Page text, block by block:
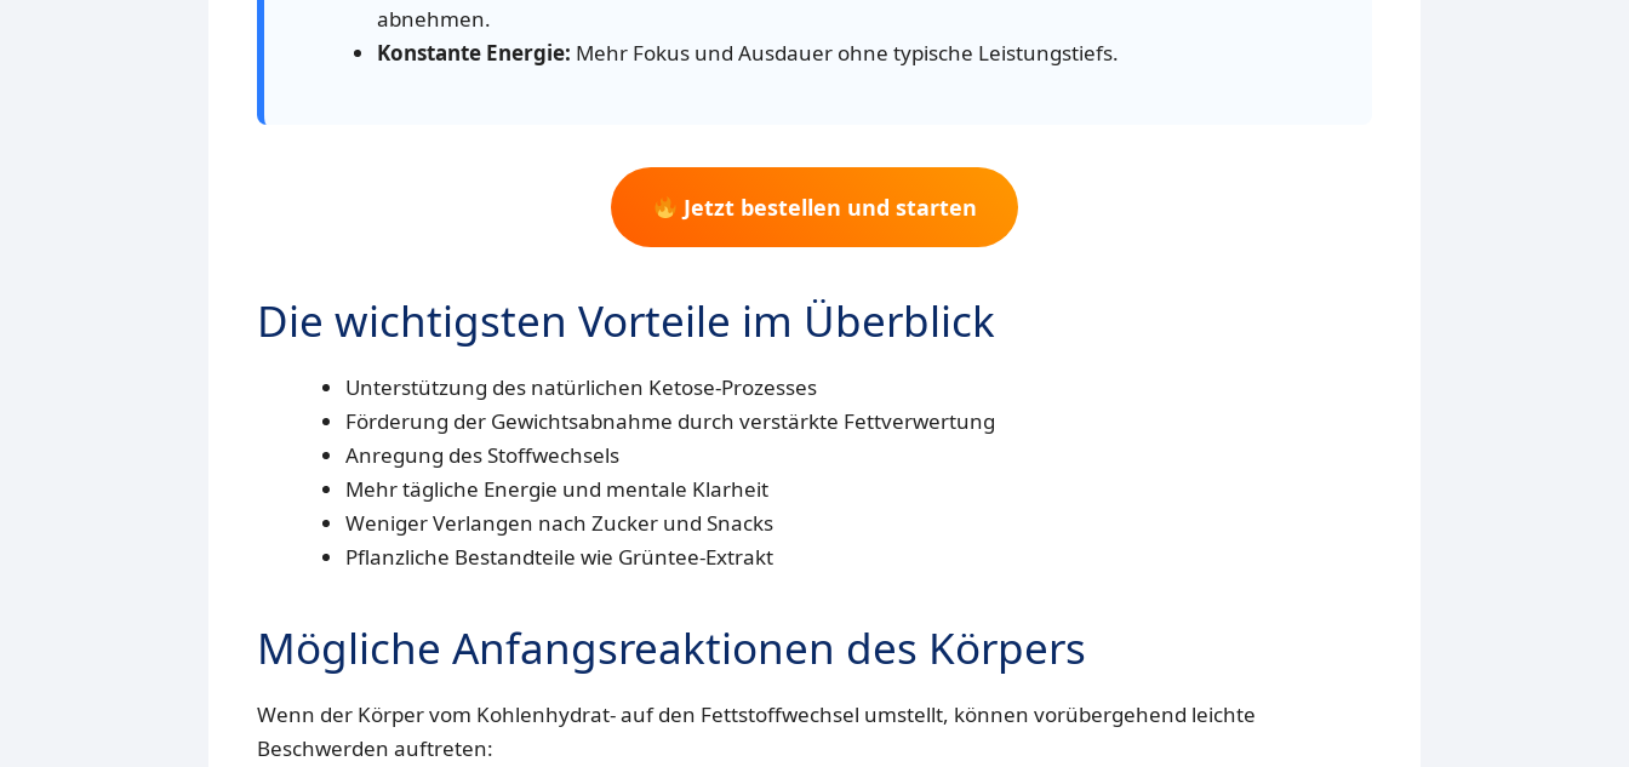
abnehmen.
Konstante Energie: Mehr Fokus und Ausdauer ohne typische Leistungstiefs.
Jetzt bestellen und starten
Die wichtigsten Vorteile im Überblick
Unterstützung des natürlichen Ketose-Prozesses
Förderung der Gewichtsabnahme durch verstärkte Fettverwertung
Anregung des Stoffwechsels
Mehr tägliche Energie und mentale Klarheit
Weniger Verlangen nach Zucker und Snacks
Pflanzliche Bestandteile wie Grüntee-Extrakt
Mögliche Anfangsreaktionen des Körpers
Wenn der Körper vom Kohlenhydrat- auf den Fettstoffwechsel umstellt, können vorübergehend leichte
Beschwerden auftreten: